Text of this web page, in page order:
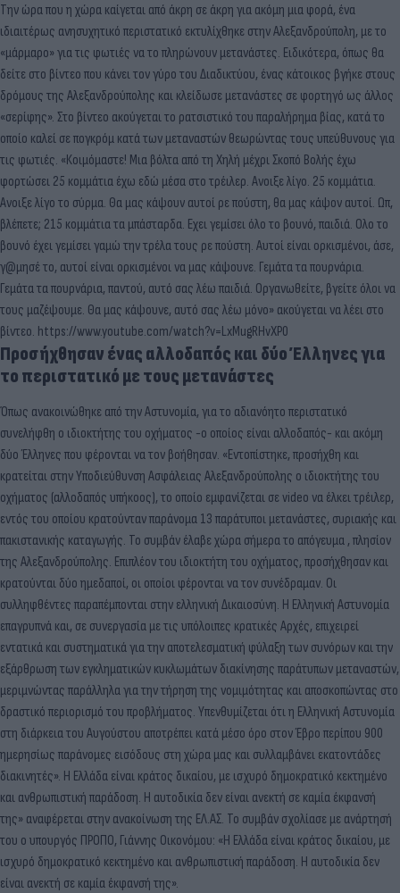
Την ώρα που η χώρα καίγεται από άκρη σε άκρη για ακόμη μια φορά, ένα
ιδιαιτέρως ανησυχητικό περιστατικό εκτυλίχθηκε στην Αλεξανδρούπολη, με το
«μάρμαρο» για τις φωτιές να το πληρώνουν μετανάστες. Ειδικότερα, όπως θα
δείτε στο βίντεο που κάνει τον γύρο του Διαδικτύου, ένας κάτοικος βγήκε στους
δρόμους της Αλεξανδρούπολης και κλείδωσε μετανάστες σε φορτηγό ως άλλος
«σερίφης». Στο βίντεο ακούγεται το ρατσιστικό του παραλήρημα βίας, κατά το
οποίο καλεί σε πογκρόμ κατά των μεταναστών θεωρώντας τους υπεύθυνους για
τις φωτιές. «Κοιμόμαστε! Μια βόλτα από τη Χηλή μέχρι Σκοπό Βολής έχω
φορτώσει 25 κομμάτια έχω εδώ μέσα στο τρέιλερ. Ανοιξε λίγο. 25 κομμάτια.
Ανοιξε λίγο το σύρμα. Θα μας κάψουν αυτοί ρε πούστη, θα μας κάψον αυτοί. Ωπ,
βλέπετε; 215 κομμάτια τα μπάσταρδα. Εχει γεμίσει όλο το βουνό, παιδιά. Ολο το
βουνό έχει γεμίσει γαμώ την τρέλα τους ρε πούστη. Αυτοί είναι ορκισμένοι, άσε,
γ@μησέ το, αυτοί είναι ορκισμένοι να μας κάψουνε. Γεμάτα τα πουρνάρια.
Γεμάτα τα πουρνάρια, παντού, αυτό σας λέω παιδιά. Οργανωθείτε, βγείτε όλοι να
τους μαζέψουμε. Θα μας κάψουνε, αυτό σας λέω μόνο» ακούγεται να λέει στο
βίντεο. https://www.youtube.com/watch?v=LxMugRHvXP0
Προσήχθησαν ένας αλλοδαπός και δύο Έλληνες για
το περιστατικό με τους μετανάστες
Όπως ανακοινώθηκε από την Αστυνομία, για το αδιανόητο περιστατικό
συνελήφθη ο ιδιοκτήτης του οχήματος -ο οποίος είναι αλλοδαπός- και ακόμη
δύο Έλληνες που φέρονται να τον βοήθησαν. «Εντοπίστηκε, προσήχθη και
κρατείται στην Υποδιεύθυνση Ασφάλειας Αλεξανδρούπολης ο ιδιοκτήτης του
οχήματος (αλλοδαπός υπήκοος), το οποίο εμφανίζεται σε video να έλκει τρέιλερ,
εντός του οποίου κρατούνταν παράνομα 13 παράτυποι μετανάστες, συριακής και
πακιστανικής καταγωγής. Το συμβάν έλαβε χώρα σήμερα το απόγευμα , πλησίον
της Αλεξανδρούπολης. Επιπλέον του ιδιοκτήτη του οχήματος, προσήχθησαν και
κρατούνται δύο ημεδαποί, οι οποίοι φέρονται να τον συνέδραμαν. Οι
συλληφθέντες παραπέμπονται στην ελληνική Δικαιοσύνη. Η Ελληνική Αστυνομία
επαγρυπνά και, σε συνεργασία με τις υπόλοιπες κρατικές Αρχές, επιχειρεί
εντατικά και συστηματικά για την αποτελεσματική φύλαξη των συνόρων και την
εξάρθρωση των εγκληματικών κυκλωμάτων διακίνησης παράτυπων μεταναστών,
μεριμνώντας παράλληλα για την τήρηση της νομιμότητας και αποσκοπώντας στο
δραστικό περιορισμό του προβλήματος. Υπενθυμίζεται ότι η Ελληνική Αστυνομία
στη διάρκεια του Αυγούστου αποτρέπει κατά μέσο όρο στον Έβρο περίπου 900
ημερησίως παράνομες εισόδους στη χώρα μας και συλλαμβάνει εκατοντάδες
διακινητές». Η Ελλάδα είναι κράτος δικαίου, με ισχυρό δημοκρατικό κεκτημένο
και ανθρωπιστική παράδοση. Η αυτοδικία δεν είναι ανεκτή σε καμία έκφανσή
της» αναφέρεται στην ανακοίνωση της ΕΛ.ΑΣ. Το συμβάν σχολίασε με ανάρτησή
του ο υπουργός ΠΡΟΠΟ, Γιάννης Οικονόμου: «Η Ελλάδα είναι κράτος δικαίου, με
ισχυρό δημοκρατικό κεκτημένο και ανθρωπιστική παράδοση. Η αυτοδικία δεν
είναι ανεκτή σε καμία έκφανσή της».